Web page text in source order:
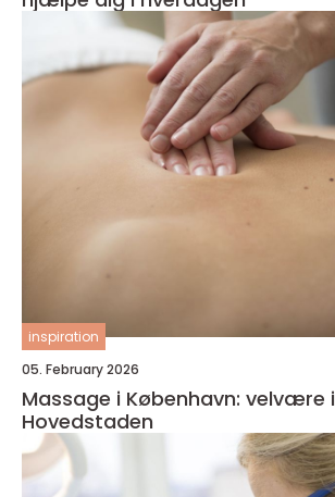
inspiration
05. February 2026
Massage i København: velvære i
Hovedstaden